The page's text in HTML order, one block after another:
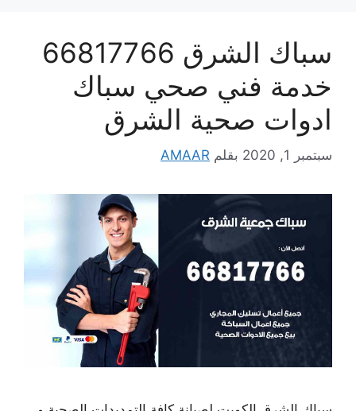
سباك الشرق 66817766
خدمة فني صحي سباك
ادوات صحية الشرق
سبتمبر 1, 2020 بقلم AMAAR